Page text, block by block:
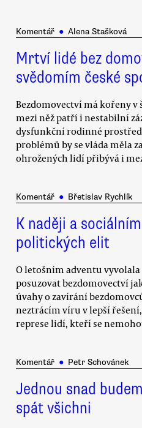
Komentář ● Alena Stašková
Mrtví lidé bez
svědomím české
Bezdomovectví má kořeny
mezi něž patří i nestabilní
dysfunkční rodinné
problémů by se vláda měla
ohrožených lidí přibývá i
Komentář ● Břetislav Rychlík
K naději a
politických elit
O letošním adventu
posuzovat bezdomovectví
úvahy o zavírání
neztrácím víru v lepší
represe lidí, kteří se
Komentář ● Petr Schovánek
Jednou snad
spát všichni